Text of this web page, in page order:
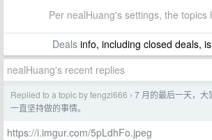
Per nealHuang's settings, the topics
Dealsinfo, including closed deals,
nealHuang's recent replies
Replied to a topic by fengzi666 › 7 月的最后一天，大
一直坚持做的事情。
https://i.imgur.com/5pLdhFo.jpeg